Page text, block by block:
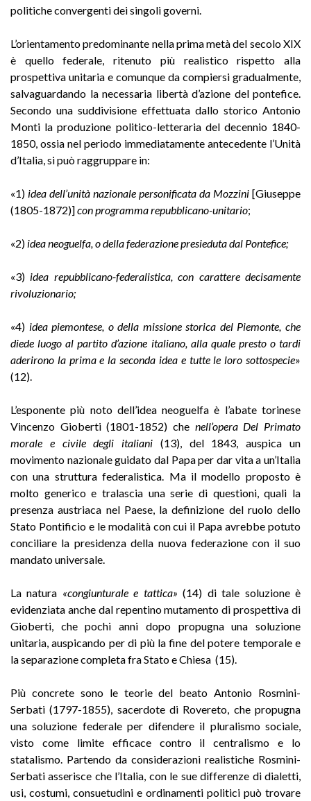
politiche convergenti dei singoli governi.
L’orientamento predominante nella prima metà del secolo XIX
è quello federale, ritenuto più realistico rispetto alla
prospettiva unitaria e comunque da compiersi gradualmente,
salvaguardando la necessaria libertà d’azione del pontefice.
Secondo una suddivisione effettuata dallo storico Antonio
Monti la produzione politico-letteraria del decennio 1840-
1850, ossia nel periodo immediatamente antecedente l’Unità
d’Italia, si può raggruppare in:
«1) idea dell’unità nazionale personificata da Mozzini [Giuseppe
(1805-1872)]con programma repubblicano-unitario;
«2) idea neoguelfa, o della federazione presieduta dal Pontefice;
«3) idea repubblicano-federalistica, con carattere decisamente
rivoluzionario;
«4) idea piemontese, o della missione storica del Piemonte, che
diede luogo al partito d’azione italiano, alla quale presto o tardi
aderirono la prima e la seconda idea e tutte le loro sottospecie»
(12).
L’esponente più noto dell’idea neoguelfa è l’abate torinese
Vincenzo Gioberti (1801-1852) che nell’opera Del Primato
morale e civile degli italiani (13), del 1843, auspica un
movimento nazionale guidato dal Papa per dar vita a un’Italia
con una struttura federalistica. Ma il modello proposto è
molto generico e tralascia una serie di questioni, quali la
presenza austriaca nel Paese, la definizione del ruolo dello
Stato Pontificio e le modalità con cui il Papa avrebbe potuto
conciliare la presidenza della nuova federazione con il suo
mandato universale.
La natura «congiunturale e tattica»(14) di tale soluzione è
evidenziata anche dal repentino mutamento di prospettiva di
Gioberti, che pochi anni dopo propugna una soluzione
unitaria, auspicando per di più la fine del potere temporale e
la separazione completa fra Stato e Chiesa (15).
Più concrete sono le teorie del beato Antonio Rosmini-
Serbati (1797-1855), sacerdote di Rovereto, che propugna
una soluzione federale per difendere il pluralismo sociale,
visto come limite efficace contro il centralismo e lo
statalismo. Partendo da considerazioni realistiche Rosmini-
Serbati asserisce che l’Italia, con le sue differenze di dialetti,
usi, costumi, consuetudini e ordinamenti politici può trovare